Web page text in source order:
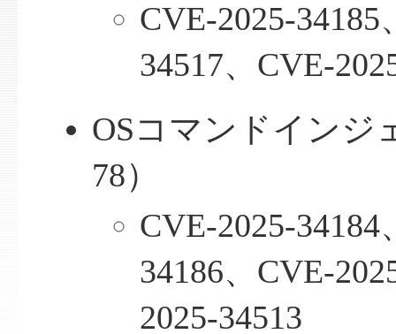
CVE-2025-34185
34517、CVE-
OSコマンドインジ
78）
CVE-2025-34184
34186、CVE-
2025-34513